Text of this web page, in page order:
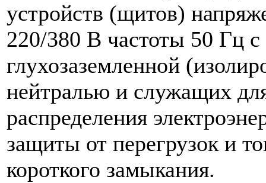
устройств (щитов)
220/380 В частоты 50 Гц с
глухозаземленной
нейтралью и служащих
распределения
защиты от перегрузок и
короткого замыкания.